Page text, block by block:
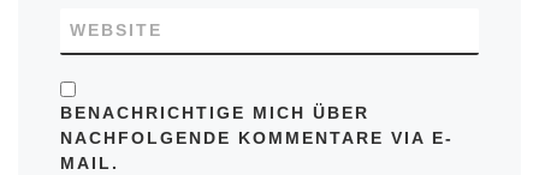
WEBSITE
BENACHRICHTIGE MICH ÜBER
NACHFOLGENDE KOMMENTARE VIA E-
MAIL.